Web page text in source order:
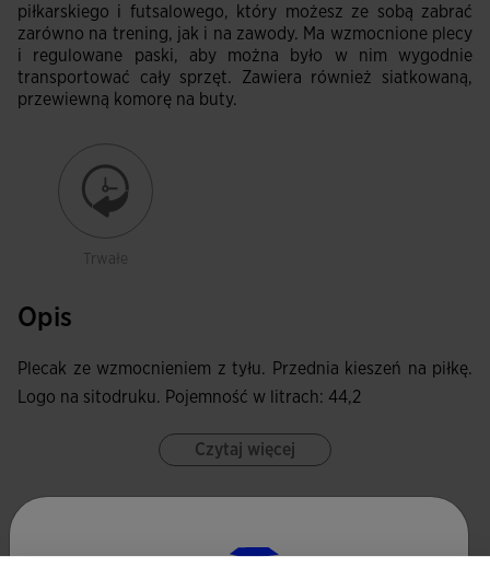
piłkarskiego i futsalowego, który możesz ze sobą zabrać
zarówno na trening, jak i na zawody. Ma wzmocnione plecy
i regulowane paski, aby można było w nim wygodnie
transportować cały sprzęt. Zawiera również siatkowaną,
przewiewną komorę na buty.
Trwałe
Opis
Plecak ze wzmocnieniem z tyłu. Przednia kieszeń na piłkę.
Logo na sitodruku. Pojemność w litrach: 44,2
Czytaj więcej